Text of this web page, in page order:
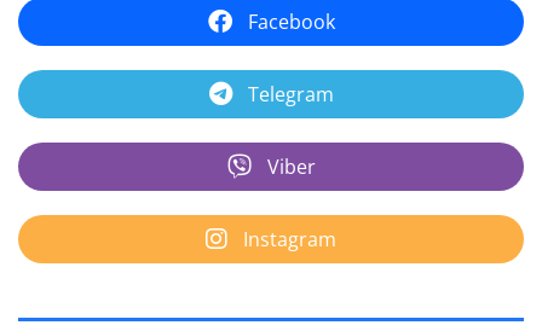
Facebook
Telegram
Viber
Instagram